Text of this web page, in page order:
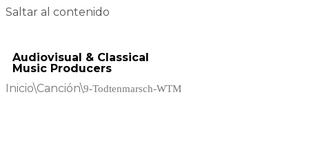
Saltar al contenido
Audiovisual & Classical
Music Producers
Inicio\Canción\9-Todtenmarsch-WTM